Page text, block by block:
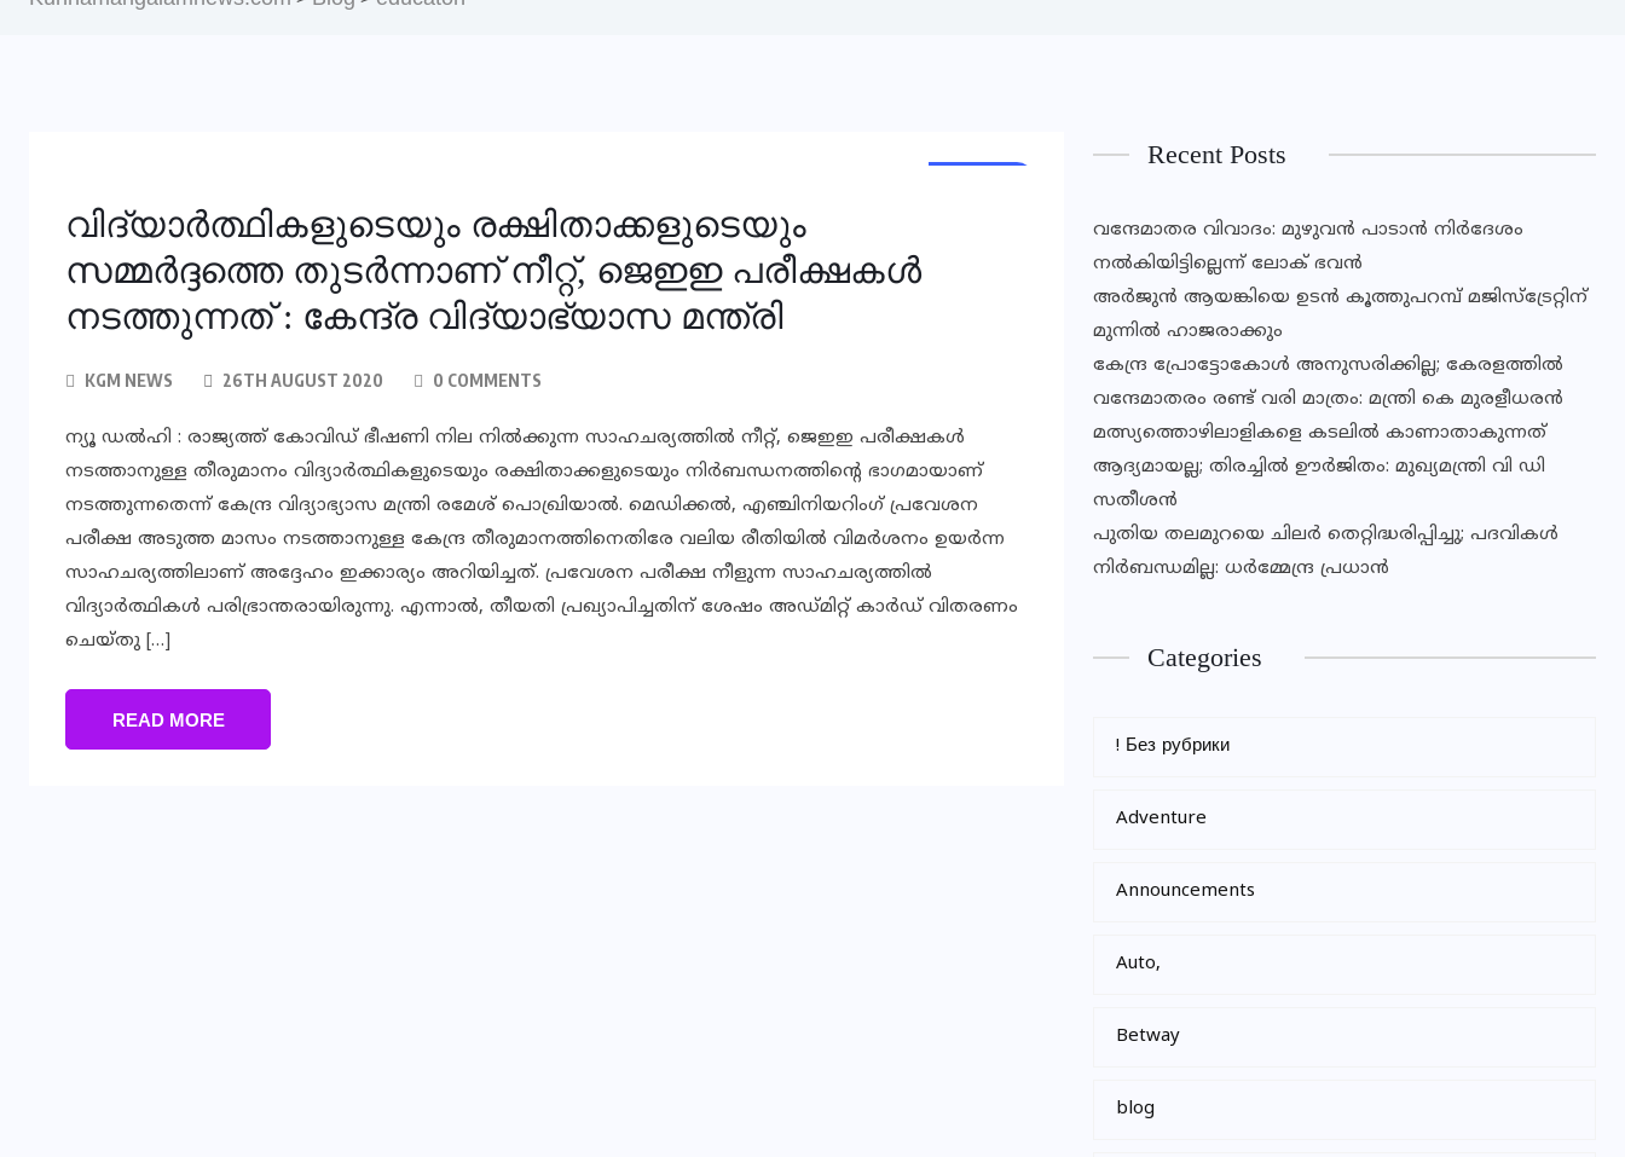
വിദ്യാർത്ഥികളുടെയും രക്ഷിതാക്കളുടെയും
സമ്മർദ്ദത്തെ തുടർന്നാണ് നീറ്റ്, ജെഇഇ പരീക്ഷകൾ
നടത്തുന്നത് : കേന്ദ്ര വിദ്യാഭ്യാസ മന്ത്രി
KGM NEWS 26TH AUGUST 2020 0 COMMENTS
ന്യൂ ഡൽഹി : രാജ്യത്ത് കോവിഡ് ഭീഷണി നില നിൽക്കുന്ന സാഹചര്യത്തിൽ നീറ്റ്, ജെഇഇ പരീക്ഷകൾ
നടത്താനുള്ള തീരുമാനം വിദ്യാർത്ഥികളുടെയും രക്ഷിതാക്കളുടെയും നിർബന്ധനത്തിന്റെ ഭാഗമായാണ്
നടത്തുന്നതെന്ന് കേന്ദ്ര വിദ്യാഭ്യാസ മന്ത്രി രമേശ് പൊഖ്രിയാൽ. മെഡിക്കൽ, എഞ്ചിനിയറിംഗ് പ്രവേശന
പരീക്ഷ അടുത്ത മാസം നടത്താനുള്ള കേന്ദ്ര തീരുമാനത്തിനെതിരേ വലിയ രീതിയിൽ വിമർശനം ഉയർന്ന
സാഹചര്യത്തിലാണ് അദ്ദേഹം ഇക്കാര്യം അറിയിച്ചത്. പ്രവേശന പരീക്ഷ നീളുന്ന സാഹചര്യത്തിൽ
വിദ്യാർത്ഥികൾ പരിഭ്രാന്തരായിരുന്നു. എന്നാൽ, തീയതി പ്രഖ്യാപിച്ചതിന് ശേഷം അഡ്മിറ്റ് കാർഡ് വിതരണം
ചെയ്തു […]
READ MORE
Recent Posts
വന്ദേമാതര വിവാദം: മുഴുവൻ പാടാൻ നിർദേശം
നൽകിയിട്ടില്ലെന്ന് ലോക് ഭവൻ
അർജുൻ ആയങ്കിയെ ഉടൻ കൂത്തുപറമ്പ് മജിസ്ട്രേറ്റിന്
മുന്നിൽ ഹാജരാക്കും
കേന്ദ്ര പ്രോട്ടോകോൾ അനുസരിക്കില്ല; കേരളത്തിൽ
വന്ദേമാതരം രണ്ട് വരി മാത്രം: മന്ത്രി കെ മുരളീധരൻ
മത്സ്യത്തൊഴിലാളികളെ കടലിൽ കാണാതാകുന്നത്
ആദ്യമായല്ല; തിരച്ചിൽ ഊർജിതം: മുഖ്യമന്ത്രി വി ഡി
സതീശൻ
പുതിയ തലമുറയെ ചിലർ തെറ്റിദ്ധരിപ്പിച്ചു; പദവികൾ
നിർബന്ധമില്ല: ധർമ്മേന്ദ്ര പ്രധാൻ
Categories
! Без рубрики
Adventure
Announcements
Auto,
Betway
blog